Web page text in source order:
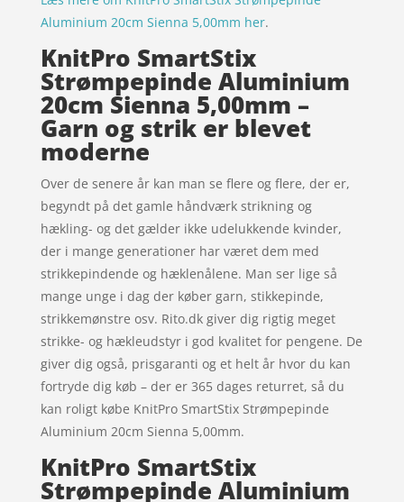
Aluminium 20cm Sienna 5,00mm her.
KnitPro SmartStix
Strømpepinde Aluminium
20cm Sienna 5,00mm –
Garn og strik er blevet
moderne
Over de senere år kan man se flere og flere, der er,
begyndt på det gamle håndværk strikning og
hækling- og det gælder ikke udelukkende kvinder,
der i mange generationer har været dem med
strikkepindende og hæklenålene. Man ser lige så
mange unge i dag der køber garn, stikkepinde,
strikkemønstre osv. Rito.dk giver dig rigtig meget
strikke- og hækleudstyr i god kvalitet for pengene. De
giver dig også, prisgaranti og et helt år hvor du kan
fortryde dig køb – der er 365 dages returret, så du
kan roligt købe KnitPro SmartStix Strømpepinde
Aluminium 20cm Sienna 5,00mm.
KnitPro SmartStix
Strømpepinde Aluminium